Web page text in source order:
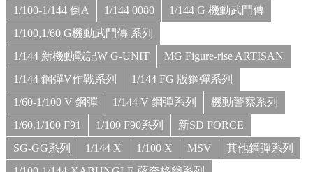
1/100-1/144 倒A
1/144 0080
1/144 G 機動武鬥傳
1/100,1/60 G機動武鬥傳 系列
1/144 新機動戰記W G-UNIT
MG Figure-rise ARTISAN
1/144 鋼彈V作戰系列
1/144 FG 版鋼彈系列
1/60-1/100 V 鋼彈
1/144 V 鋼彈系列
機動警察系列
1/60.1/100 F91
1/100 F90系列
新SD FORCE
SG-GG系列
1/144 X 1/100 X MSV
其他鋼彈系列